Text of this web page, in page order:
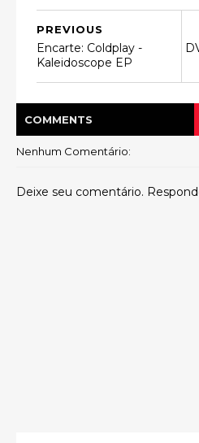
PREVIOUS
Encarte: Coldplay -
Kaleidoscope EP
COMMENTS
Nenhum Comentário:
Deixe seu comentário.